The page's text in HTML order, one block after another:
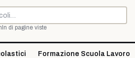
di pagine viste
Formazione Scuola Lavoro